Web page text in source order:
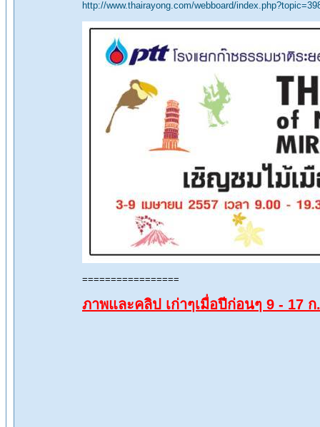
http://www.thairayong.com/webboard/
=================
ภาพและคลิป เก่าๆเมื่อปีก่อนๆ 9 - 17 ก